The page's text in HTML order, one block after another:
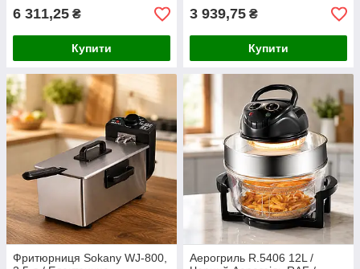
6 311,25 ₴
Купити
3 939,75 ₴
Купити
Фритюрниця Sokany WJ-800,
Аерогриль R.5406 12L /